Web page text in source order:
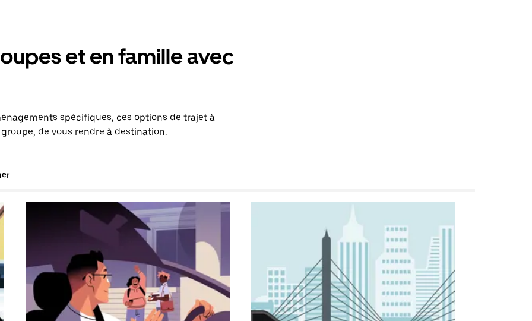
et en famille avec
spécifiques, ces options de trajet à
de vous rendre à destination.